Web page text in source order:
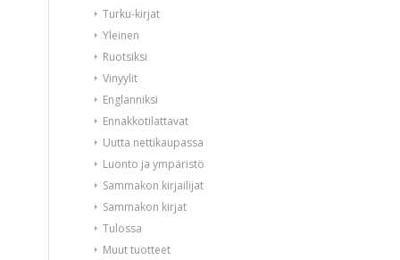
Turku-kirjat
Yleinen
Ruotsiksi
Vinyylit
Englanniksi
Ennakkotilattavat
Uutta nettikaupassa
Luonto ja ympäristö
Sammakon kirjailijat
Sammakon kirjat
Tulossa
Muut tuotteet